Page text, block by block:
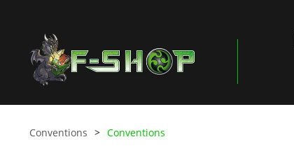
Conventions Conventions